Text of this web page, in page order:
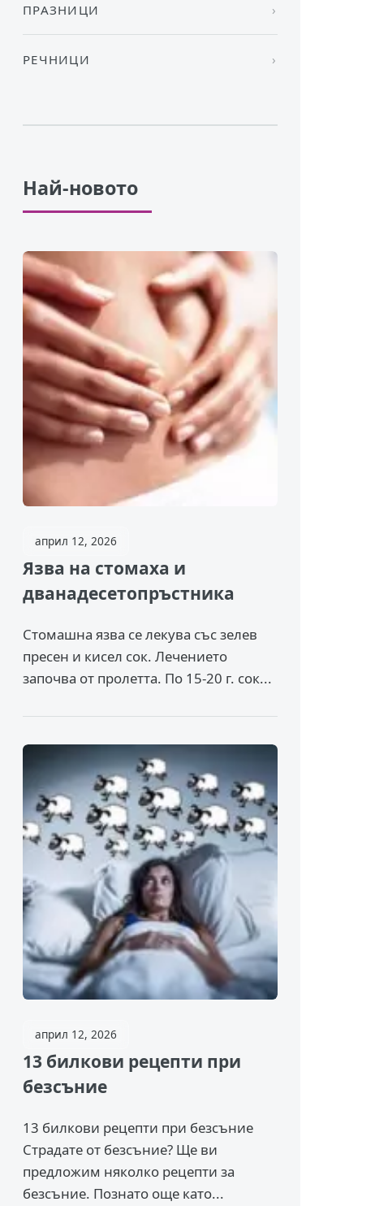
ПРАЗНИЦИ
РЕЧНИЦИ
Най-новото
април 12, 2026
Язва на стомаха и
дванадесетопръстника
Стомашна язва се лекува със зелев
пресен и кисел сок. Лечението
започва от пролетта. По 15-20 г. сок...
април 12, 2026
13 билкови рецепти при
безсъние
13 билкови рецепти при безсъние
Страдате от безсъние? Ще ви
предложим няколко рецепти за
безсъние. Познато още като...